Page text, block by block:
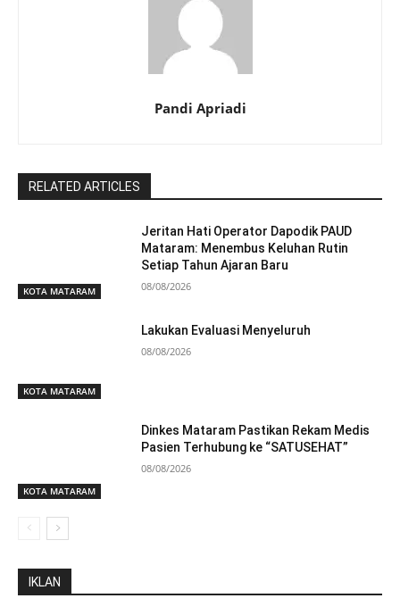
Pandi Apriadi
RELATED ARTICLES
KOTA MATARAM
Jeritan Hati Operator Dapodik PAUD
Mataram: Menembus Keluhan Rutin
Setiap Tahun Ajaran Baru
08/08/2026
KOTA MATARAM
Lakukan Evaluasi Menyeluruh
08/08/2026
KOTA MATARAM
Dinkes Mataram Pastikan Rekam Medis
Pasien Terhubung ke “SATUSEHAT”
08/08/2026
IKLAN